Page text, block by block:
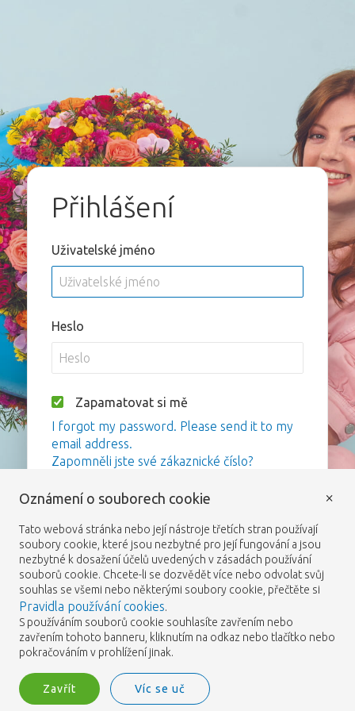
Přihlášení
Uživatelské jméno
Heslo
Zapamatovat si mě
I forgot my password. Please send it to my
email address.
Zapomněli jste své zákaznické číslo?
Oznámení o souborech cookie
Tato webová stránka nebo její nástroje třetích stran používají
soubory cookie, které jsou nezbytné pro její fungování a jsou
nezbytné k dosažení účelů uvedených v zásadách používání
souborů cookie. Chcete-li se dozvědět více nebo odvolat svůj
souhlas se všemi nebo některými soubory cookie, přečtěte si
Pravidla používání cookies.
S používáním souborů cookie souhlasíte zavřením nebo
zavřením tohoto banneru, kliknutím na odkaz nebo tlačítko nebo
pokračováním v prohlížení jinak.
Zavřít Víc se uč
×